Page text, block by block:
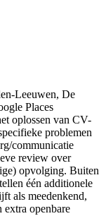
Leeuwen, De
Places
oplossen van CV-
problemen
communicatie
review over
opvolging. Buiten
één additionele
als meedenkend,
extra openbare